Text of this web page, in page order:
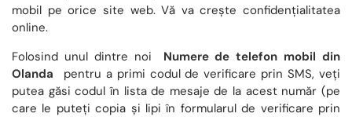
mobil pe orice site web. Vă va crește confidențialitatea
online.
Folosind unul dintre noi
Numere de telefon mobil din
Olanda
pentru a primi codul de verificare prin SMS, veți
putea găsi codul în lista de mesaje de la acest număr (pe
care le puteți copia și lipi în formularul de verificare prin